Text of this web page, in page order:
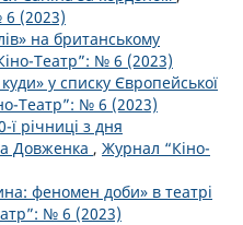
(2023)
на британському
Театр”: № 6 (2023)
у списку Європейської
Театр”: № 6 (2023)
ї річниці з дня
Довженка , Журнал “Кіно-
феномен доби» в театрі
№ 6 (2023)